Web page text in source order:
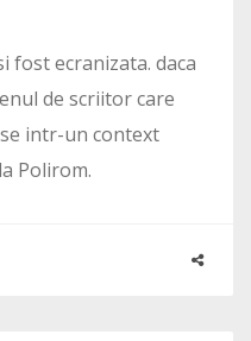
fost ecranizata. daca
de scriitor care
intr-un context
Polirom.